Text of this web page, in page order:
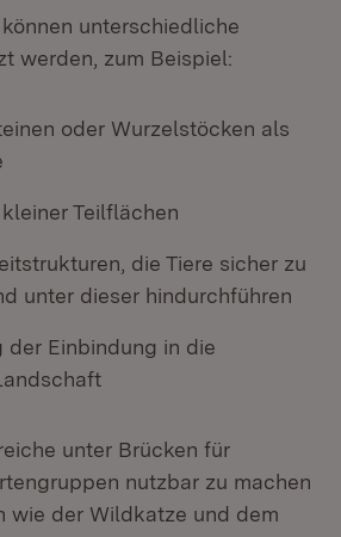
unterschiedliche
werden, zum Beispiel:
oder Wurzelstöcken als
Teilflächen
die Tiere sicher zu
unter dieser hindurchführen
der Einbindung in die
unter Brücken für
nutzbar zu machen
wie der Wildkatze und dem